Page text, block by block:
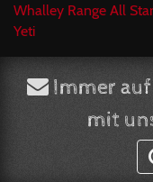
Whalley Range All
Yeti
Immer
mit